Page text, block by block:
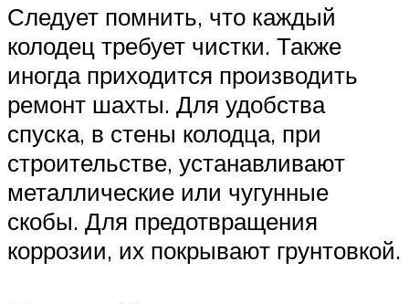
Следует помнить, что каждый
колодец требует чистки. Также
иногда приходится производить
ремонт шахты. Для удобства
спуска, в стены колодца, при
строительстве, устанавливают
металлические или чугунные
скобы. Для предотвращения
коррозии, их покрывают грунтовкой.